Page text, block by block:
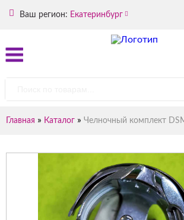
Ваш регион: Екатеринбург
Главная » Каталог » Челночный комплект